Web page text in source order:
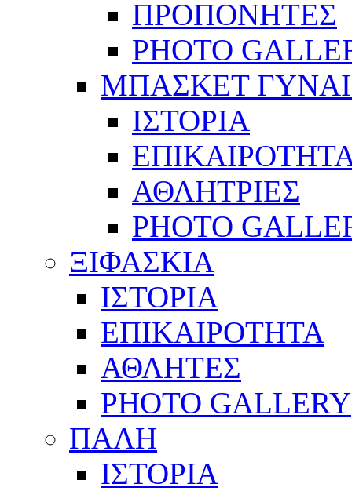
ΠΡΟΠΟΝΗΤΕΣ
PHOTO
ΜΠΑΣΚΕΤ
ΙΣΤΟΡΙΑ
ΑΘΛΗΤΡΙΕΣ
PHOTO
ΞΙΦΑΣΚΙΑ
ΙΣΤΟΡΙΑ
ΕΠΙΚΑΙΡΟΤΗΤΑ
ΑΘΛΗΤΕΣ
PHOTO GALLERY
ΠΑΛΗ
ΙΣΤΟΡΙΑ